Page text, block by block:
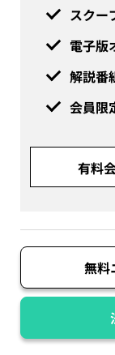
スクー
電子版
解説番
会員限
有料
無料